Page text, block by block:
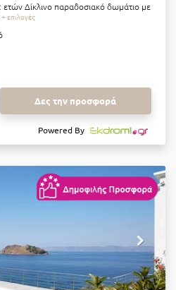
ετώνΔίκλινο παραδοσιακό δωμάτιο με
+ επιλογές
Δες την προσφορά
Powered By